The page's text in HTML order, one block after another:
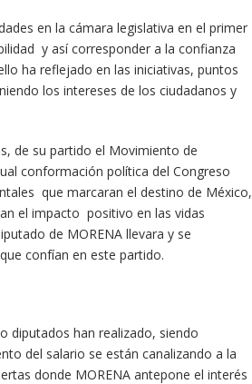
en la cámara legislativa en el primer
y así corresponder a la confianza
ha reflejado en las iniciativas, puntos
los intereses de los ciudadanos y
de su partido el Movimiento de
conformación política del Congreso
que marcaran el destino de México,
el impacto positivo en las vidas
de MORENA llevara y se
confían en este partido.
diputados han realizado, siendo
del salario se están canalizando a la
donde MORENA antepone el interés